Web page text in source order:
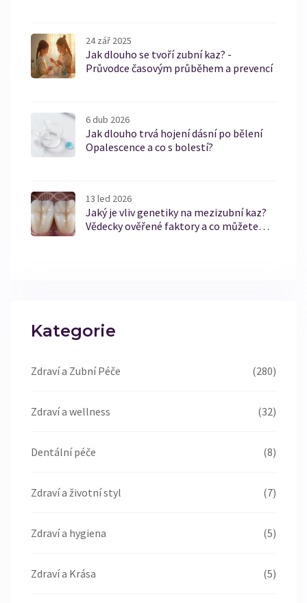
24 zář 2025
Jak dlouho se tvoří zubní kaz? -
Průvodce časovým průběhem a prevencí
6 dub 2026
Jak dlouho trvá hojení dásní po bělení
Opalescence a co s bolestí?
13 led 2026
Jaký je vliv genetiky na mezizubní kaz?
Vědecky ověřené faktory a co můžete
Kategorie
Zdraví a Zubní Péče (280)
Zdraví a wellness (32)
Dentální péče (8)
Zdraví a životní styl (7)
Zdraví a hygiena (5)
Zdraví a Krása (5)